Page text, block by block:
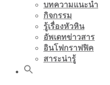
บทความแนะนำ
กิจกรรม
รู้เรื่องหัวหิน
อัพเดทข่าวสาร
อินโฟกราฟฟิค
สาระน่ารู้